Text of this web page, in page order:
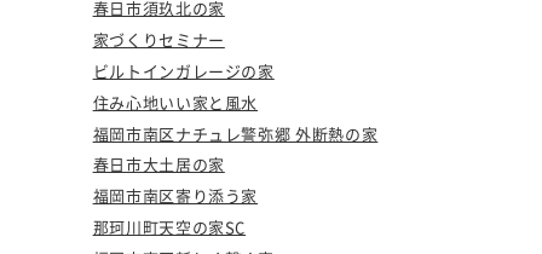
春日市須玖北の家
家づくりセミナー
ビルトインガレージの家
住み心地いい家と風水
福岡市南区ナチュレ警弥郷 外断熱の家
春日市大土居の家
福岡市南区寄り添う家
那珂川町天空の家SC